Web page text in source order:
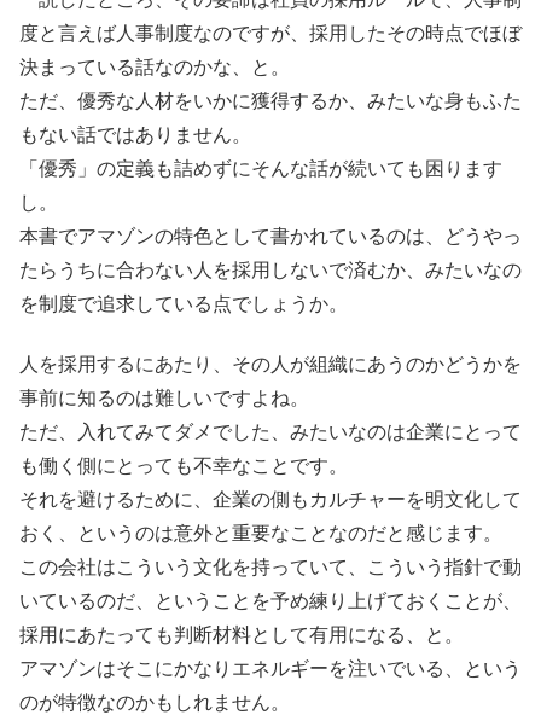
度と言えば人事制度なのですが、採用したその時点でほぼ
決まっている話なのかな、と。
ただ、優秀な人材をいかに獲得するか、みたいな身もふた
もない話ではありません。
「優秀」の定義も詰めずにそんな話が続いても困ります
し。
本書でアマゾンの特色として書かれているのは、どうやっ
たらうちに合わない人を採用しないで済むか、みたいなの
を制度で追求している点でしょうか。
人を採用するにあたり、その人が組織にあうのかどうかを
事前に知るのは難しいですよね。
ただ、入れてみてダメでした、みたいなのは企業にとって
も働く側にとっても不幸なことです。
それを避けるために、企業の側もカルチャーを明文化して
おく、というのは意外と重要なことなのだと感じます。
この会社はこういう文化を持っていて、こういう指針で動
いているのだ、ということを予め練り上げておくことが、
採用にあたっても判断材料として有用になる、と。
アマゾンはそこにかなりエネルギーを注いでいる、という
のが特徴なのかもしれません。